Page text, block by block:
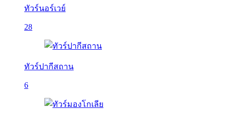
ทัวร์นอร์เวย์
28
ทัวร์ปากีสถาน
6